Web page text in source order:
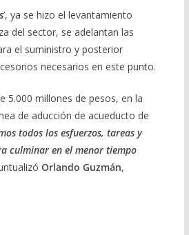
’, ya se hizo el levantamiento
del sector, se adelantan las
el suministro y posterior
necesarios en este punto.
5.000 millones de pesos, en la
de aducción de acueducto de
todos los esfuerzos, tareas y
culminar en el menor tiempo
Orlando Guzmán,